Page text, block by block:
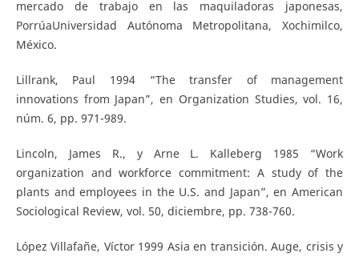
mercado de trabajo en las maquiladoras japonesas,
PorrúaUniversidad Autónoma Metropolitana, Xochimilco,
México.
Lillrank, Paul 1994 “The transfer of management
innovations from Japan”, en Organization Studies, vol. 16,
núm. 6, pp. 971-989.
Lincoln, James R., y Arne L. Kalleberg 1985 “Work
organization and workforce commitment: A study of the
plants and employees in the U.S. and Japan”, en American
Sociological Review, vol. 50, diciembre, pp. 738-760.
López Villafañe, Víctor 1999 Asia en transición. Auge, crisis y